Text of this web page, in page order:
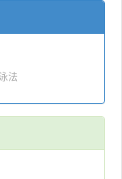
法